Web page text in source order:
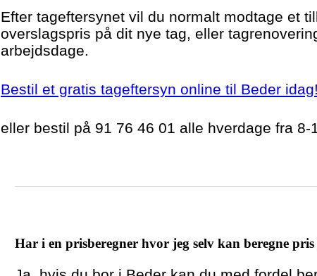
Efter tageftersynet vil du normalt modtage et
overslagspris på dit nye tag, eller
arbejdsdage.
Bestil et gratis tageftersyn online til Beder idag!
eller bestil på 91 76 46 01 alle hverdage fra 8-
Har i en prisberegner hvor jeg selv kan beregne